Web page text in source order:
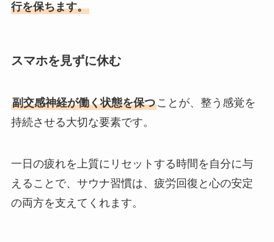
行を保ちます。
スマホを見ずに休む
副交感神経が働く状態を保つことが、整う感覚を
持続させる大切な要素です。
一日の疲れを上質にリセットする時間を自分に与
えることで、サウナ習慣は、疲労回復と心の安定
の両方を支えてくれます。